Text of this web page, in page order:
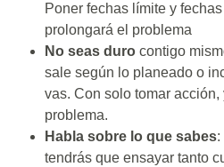
Poner fechas límite y
prolongará el problema
No seas duro contigo
sale según lo planeado o
vas. Con solo tomar
problema.
Habla sobre lo que sabes:
tendrás que ensayar tanto